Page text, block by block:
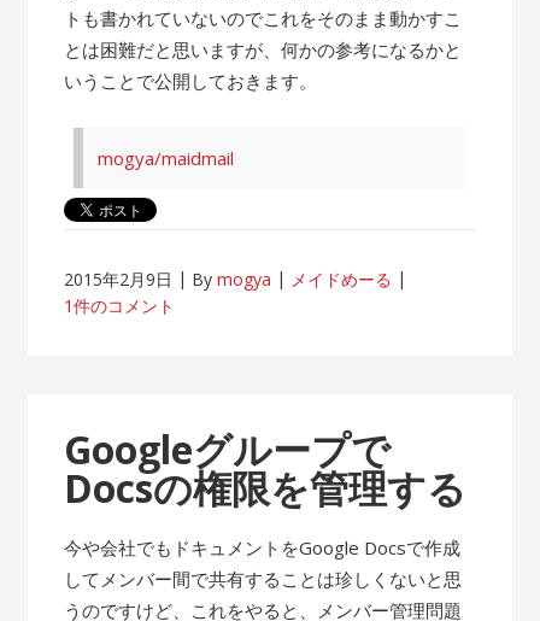
トも書かれていないのでこれをそのまま動かすこ
とは困難だと思いますが、何かの参考になるかと
いうことで公開しておきます。
mogya/maidmail
2015年2月9日 Bymogya
メイドめーる
1件のコメント
Googleグループで
Docsの権限を管理する
今や会社でもドキュメントをGoogle Docsで作成
してメンバー間で共有することは珍しくないと思
うのですけど、これをやると、メンバー管理問題